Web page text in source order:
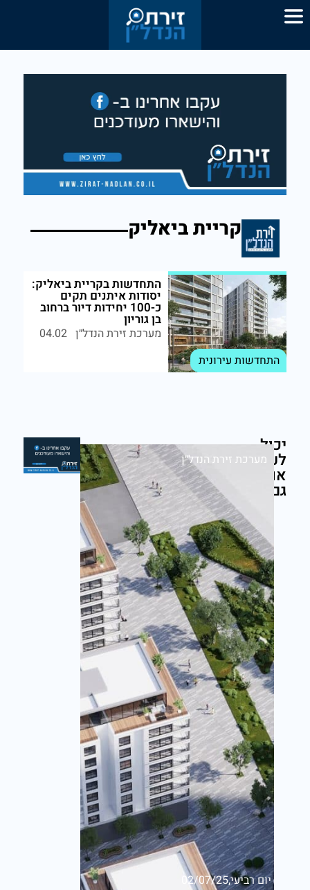
יכול
לעניין
אותך
גם
מערכת זירת הנדל״ן
יום רביעי,02/07/25
קריית ביאליק
התחדשות עירונית
התחדשות בקריית ביאליק:
יסודות איתנים תקים
כ-100 יחידות דיור ברחוב
בן גוריון
מערכת זירת הנדל״ן 04.02